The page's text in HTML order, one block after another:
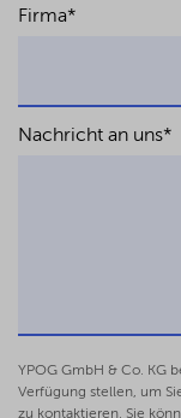
Firma*
Nachricht an uns*
YPOG GmbH & Co. KG
Verfügung stellen, um
zu kontaktieren. Sie